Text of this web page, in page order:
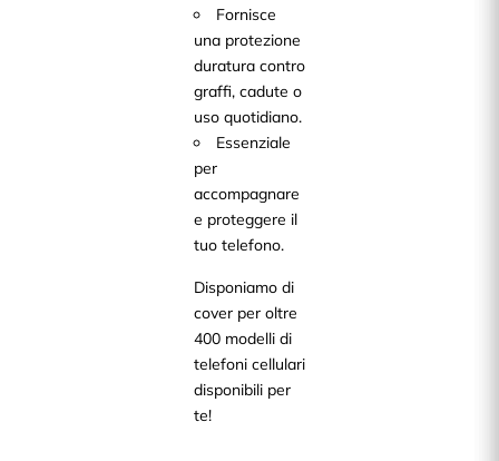
Fornisce
una protezione
duratura contro
graffi, cadute o
uso quotidiano.
Essenziale
per
accompagnare
e proteggere il
tuo telefono.
Disponiamo di
cover per oltre
400 modelli di
telefoni cellulari
disponibili per
te!